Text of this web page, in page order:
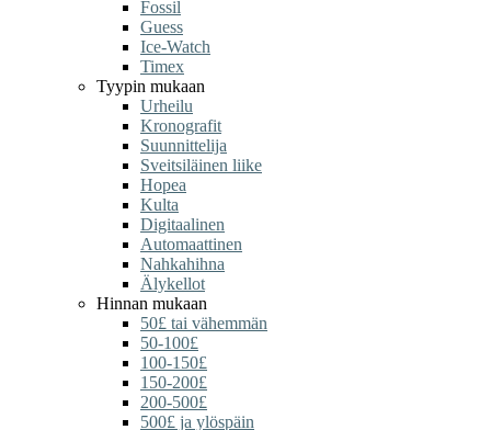
Fossil
Guess
Ice-Watch
Timex
Tyypin mukaan
Urheilu
Kronografit
Suunnittelija
Sveitsiläinen liike
Hopea
Kulta
Digitaalinen
Automaattinen
Nahkahihna
Älykellot
Hinnan mukaan
50£ tai vähemmän
50-100£
100-150£
150-200£
200-500£
500£ ja ylöspäin